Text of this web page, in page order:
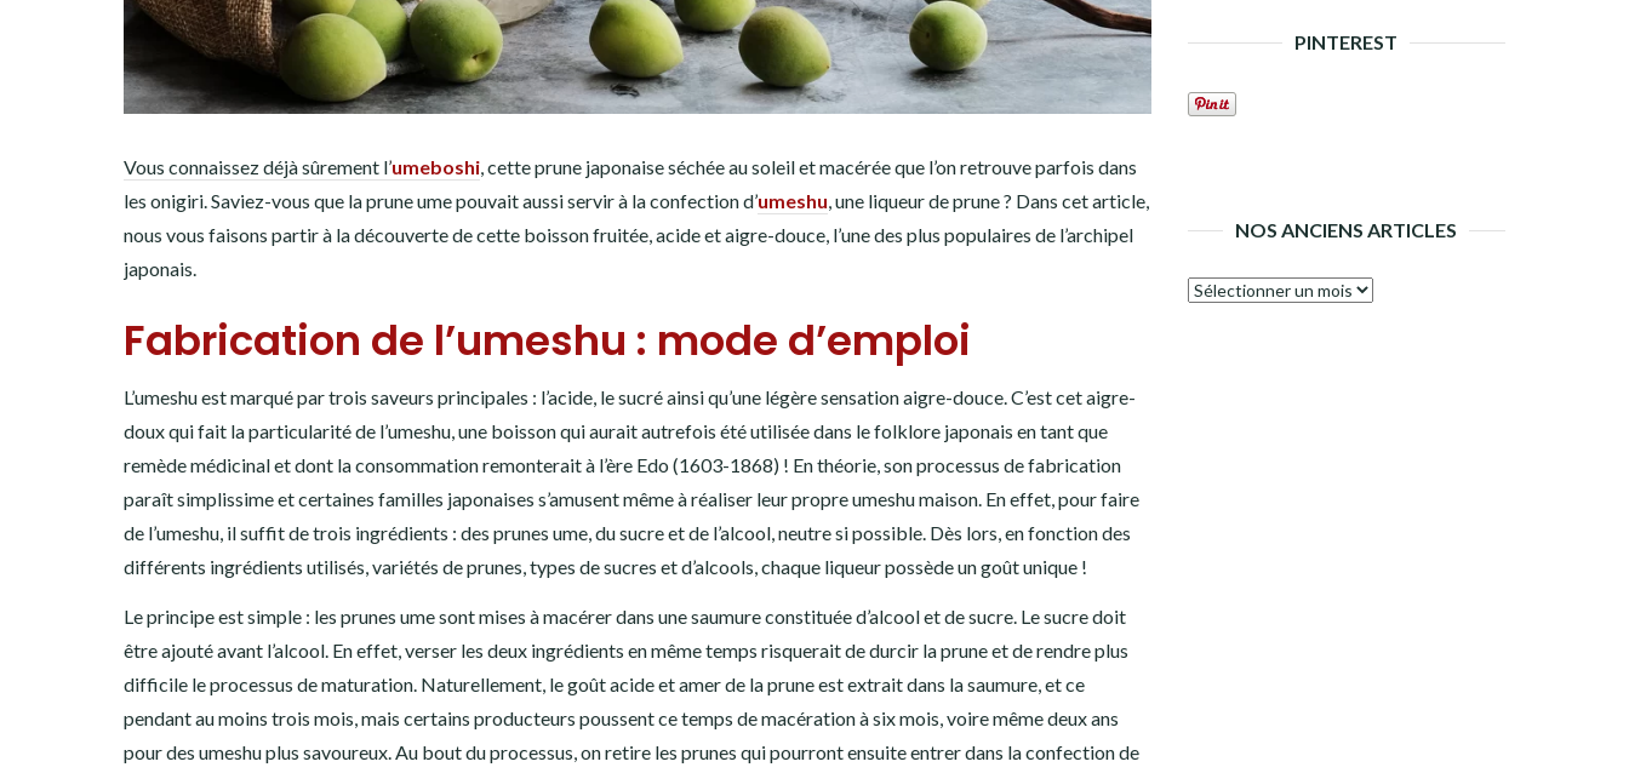
Vous connaissez déjà sûrement l’umeboshi, cette prune japonaise séchée au soleil et macérée que l’on retrouve parfois dans
les onigiri. Saviez-vous que la prune ume pouvait aussi servir à la confection d’umeshu, une liqueur de prune ? Dans cet article,
nous vous faisons partir à la découverte de cette boisson fruitée, acide et aigre-douce, l’une des plus populaires de l’archipel
japonais.
Fabrication de l’umeshu : mode d’emploi
L’umeshu est marqué par trois saveurs principales : l’acide, le sucré ainsi qu’une légère sensation aigre-douce. C’est cet aigre-
doux qui fait la particularité de l’umeshu, une boisson qui aurait autrefois été utilisée dans le folklore japonais en tant que
remède médicinal et dont la consommation remonterait à l’ère Edo (1603-1868) ! En théorie, son processus de fabrication
paraît simplissime et certaines familles japonaises s’amusent même à réaliser leur propre umeshu maison. En effet, pour faire
de l’umeshu, il suffit de trois ingrédients : des prunes ume, du sucre et de l’alcool, neutre si possible. Dès lors, en fonction des
différents ingrédients utilisés, variétés de prunes, types de sucres et d’alcools, chaque liqueur possède un goût unique !
Le principe est simple : les prunes ume sont mises à macérer dans une saumure constituée d’alcool et de sucre. Le sucre doit
être ajouté avant l’alcool. En effet, verser les deux ingrédients en même temps risquerait de durcir la prune et de rendre plus
difficile le processus de maturation. Naturellement, le goût acide et amer de la prune est extrait dans la saumure, et ce
pendant au moins trois mois, mais certains producteurs poussent ce temps de macération à six mois, voire même deux ans
pour des umeshu plus savoureux. Au bout du processus, on retire les prunes qui pourront ensuite entrer dans la confection de
PINTEREST
NOS ANCIENS ARTICLES
Nos